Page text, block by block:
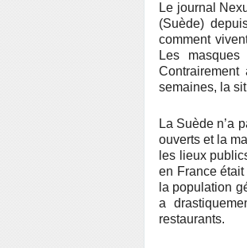
Le journal
(Suède)
comment
Les
semaines, la
La Suède n’a
ouverts et la
les lieux
en France
la population
a
restaurants.